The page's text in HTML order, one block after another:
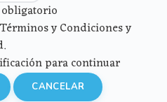
y Condiciones y
para continuar
CANCELAR